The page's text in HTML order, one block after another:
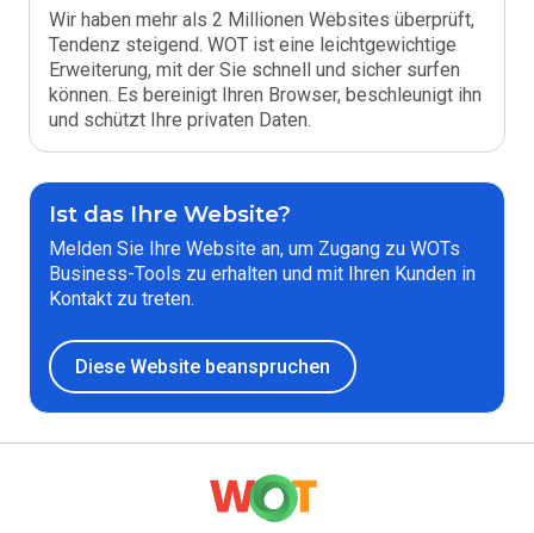
Wir haben mehr als 2 Millionen Websites überprüft,
Tendenz steigend. WOT ist eine leichtgewichtige
Erweiterung, mit der Sie schnell und sicher surfen
können. Es bereinigt Ihren Browser, beschleunigt ihn
und schützt Ihre privaten Daten.
Ist das Ihre Website?
Melden Sie Ihre Website an, um Zugang zu WOTs
Business-Tools zu erhalten und mit Ihren Kunden in
Kontakt zu treten.
Diese Website beanspruchen